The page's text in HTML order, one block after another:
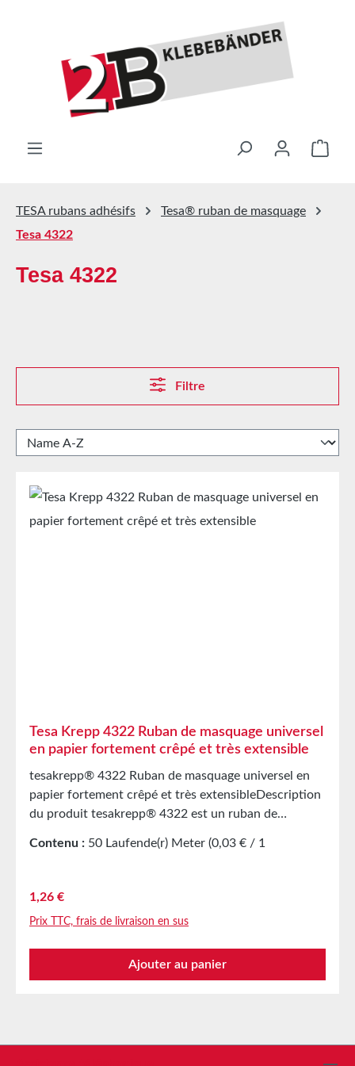
Le
TESA rubans adhésifs
Tesa® ruban de masquage
Tesa 4322
Tesa 4322
Filtre
Tesa Krepp 4322 Ruban de masquage universel
en papier fortement crêpé et très extensible
tesakrepp® 4322 Ruban de masquage universel en
papier fortement crêpé et très extensibleDescription
du produit tesakrepp® 4322 est un ruban de
une très forte adhésion. L’extraordinaire réserve
impeccable et fermement adhérent, même dans les
ou pour des formes difficiles. Application principale
Masquage lors de travaux de peinture avec des
peintures à séchage à l’air Fixation de masques en
l’industrie de la chaussure Caractéristiques
Contenu : 50 Laufende(r) Meter (0,03 € / 1
Prix régulier :
1,26 €
Prix TTC, frais de livraison en sus
Ajouter au panier